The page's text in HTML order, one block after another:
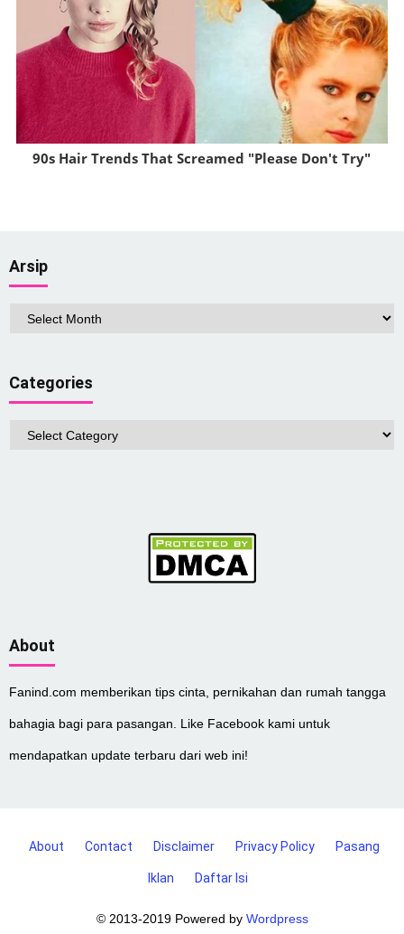
90s Hair Trends That Screamed "Please Don't Try"
Arsip
Arsip
Categories
Categories
About
Fanind.com memberikan tips cinta, pernikahan dan rumah tangga
bahagia bagi para pasangan. Like Facebook kami untuk
mendapatkan update terbaru dari web ini!
About Contact Disclaimer Privacy Policy Pasang
Iklan Daftar Isi
© 2013-2019 Powered by Wordpress